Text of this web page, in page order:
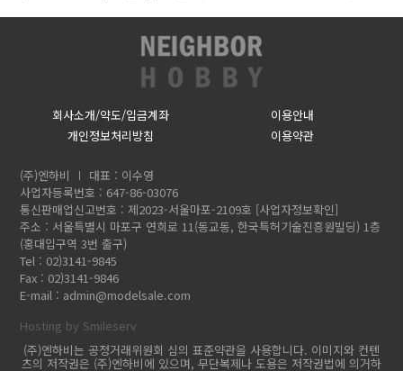
회사소개/약도/입금계좌
이용안내
개인정보처리방침
이용약관
(주)엔하비
대표 : 이수영
사업자등록번호 : 647-86-03076
통신판매업신고번호 : 제2023-서울마포-2109호 [사업자정보확인]
주소 : 서울특별시 마포구 연희로 11(동교동, 한국특허기술진흥원빌딩) 1층
(홍대입구역 3번 출구)
Tel : 02)3141-9845
Fax : 02)3141-9846
E-mail : admin@modelsale.com
Hosting by Smileserv
(주)엔하비는 공정거래위원회 심의 표준약관을 사용합니다. 이미지와 컨텐
츠의 저작권은 (주)엔하비에 있으며, 무단복제나 도용은 저작권법에 의거하